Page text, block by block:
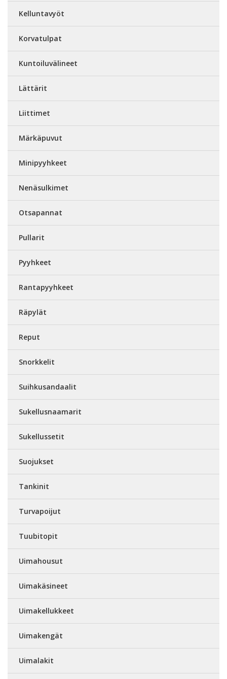
Kelluntavyöt
Korvatulpat
Kuntoiluvälineet
Lättärit
Liittimet
Märkäpuvut
Minipyyhkeet
Nenäsulkimet
Otsapannat
Pullarit
Pyyhkeet
Rantapyyhkeet
Räpylät
Reput
Snorkkelit
Suihkusandaalit
Sukellusnaamarit
Sukellussetit
Suojukset
Tankinit
Turvapoijut
Tuubitopit
Uimahousut
Uimakäsineet
Uimakellukkeet
Uimakengät
Uimalakit